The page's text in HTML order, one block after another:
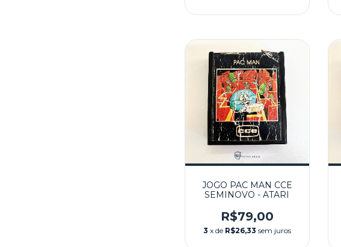
JOGO PAC MAN CCE
SEMINOVO - ATARI
R$79,00
3 x de R$26,33 sem juros